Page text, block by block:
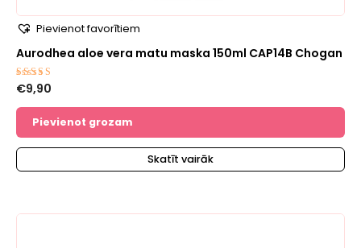
Pievienot favorītiem
Aurodhea aloe vera matu maska ​​150ml CAP14B Chogan
Novērtēts
ar
5.00
€9,90
Pievienot grozam
Skatīt vairāk